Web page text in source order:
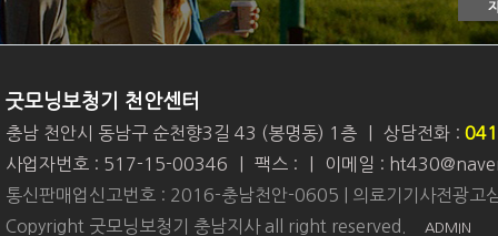
굿모닝보청기 천안센터
충남 천안시 동남구 순천향3길 43 (봉명동) 1층 상담전화 :
사업자번호 : 517-15-00346
팩스 :
이메일 :
통신판매업신고번호 : 2016-충남천안-0605 | 의료기기사전광고
Copyright 굿모닝보청기 충남지사 all right reserved.
ADMIN